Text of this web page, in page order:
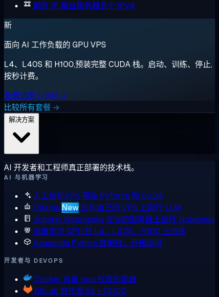
额外 IP 每台服务器多个 IPv4
新
面向 AI 工作负载的 GPU VPS
L4、L40S 和 H100,预装完整 CUDA 栈。启动、训练、停止,
按秒计费。
免费试用 1 小时 →
比较所有套餐 →
AI 开发者和工程师真正部署的技术栈。
AI 与机器学习
人工智能VPS 预装 PyTorch 和 CUDA
Ollama New在你自己的 VPS 上运行 LLM
Jupyter Notebooks 在你的服务器上运行 Notebook
深度学习 GPU 在 L4、L40S、H100 上训练
Anaconda Python 数据栈，开箱即用
开发者与 DEVOPS
Docker 具备 root 权限的容器
GitLab 自托管 Git + CI/CD